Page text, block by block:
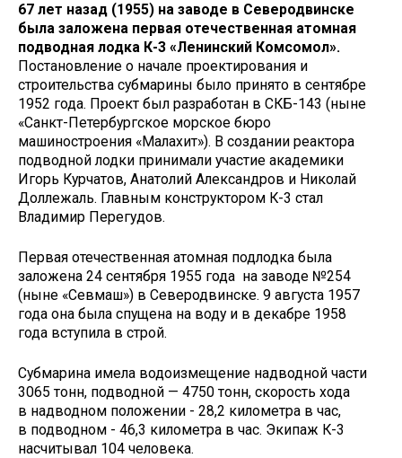
67 лет назад (1955) на заводе в Северодвинске
была заложена первая отечественная атомная
подводная лодка К-3 «Ленинский Комсомол».
Постановление о начале проектирования и
строительства субмарины было принято в сентябре
1952 года. Проект был разработан в СКБ-143 (ныне
«Санкт-Петербургское морское бюро
машиностроения «Малахит»). В создании реактора
подводной лодки принимали участие академики
Игорь Курчатов, Анатолий Александров и Николай
Доллежаль. Главным конструктором К-3 стал
Владимир Перегудов.
Первая отечественная атомная подлодка была
заложена 24 сентября 1955 года на заводе №254
(ныне «Севмаш») в Северодвинске. 9 августа 1957
года она была спущена на воду и в декабре 1958
года вступила в строй.
Субмарина имела водоизмещение надводной части
3065 тонн, подводной — 4750 тонн, скорость хода
в надводном положении - 28,2 километра в час,
в подводном - 46,3 километра в час. Экипаж К-3
насчитывал 104 человека.